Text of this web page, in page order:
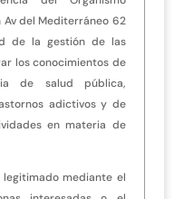
Av del Mediterráneo 62
de la gestión de las
los conocimientos de
de salud pública,
adictivos y de
en materia de
mediante el